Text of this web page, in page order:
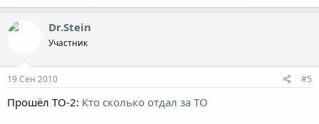
Dr.Stein
Участник
19 Сен 2010 #5
Прошёл ТО-2: Кто сколько отдал за ТО